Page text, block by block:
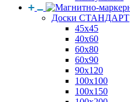
Доски СТАНДАРТ
45x45
40x60
60x80
60x90
90x120
100x100
100x150